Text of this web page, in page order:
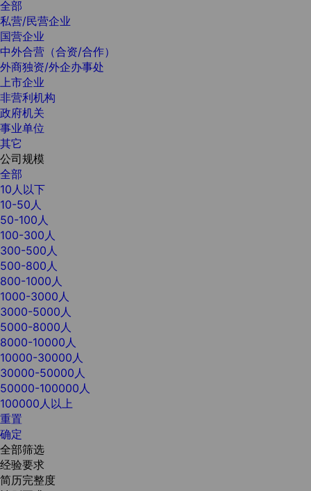
全部
私营/民营企业
国营企业
中外合营（合资/合作）
外商独资/外企办事处
上市企业
非营利机构
政府机关
事业单位
其它
公司规模
全部
10人以下
10-50人
50-100人
100-300人
300-500人
500-800人
800-1000人
1000-3000人
3000-5000人
5000-8000人
8000-10000人
10000-30000人
30000-50000人
50000-100000人
100000人以上
重置
确定
全部筛选
经验要求
简历完整度